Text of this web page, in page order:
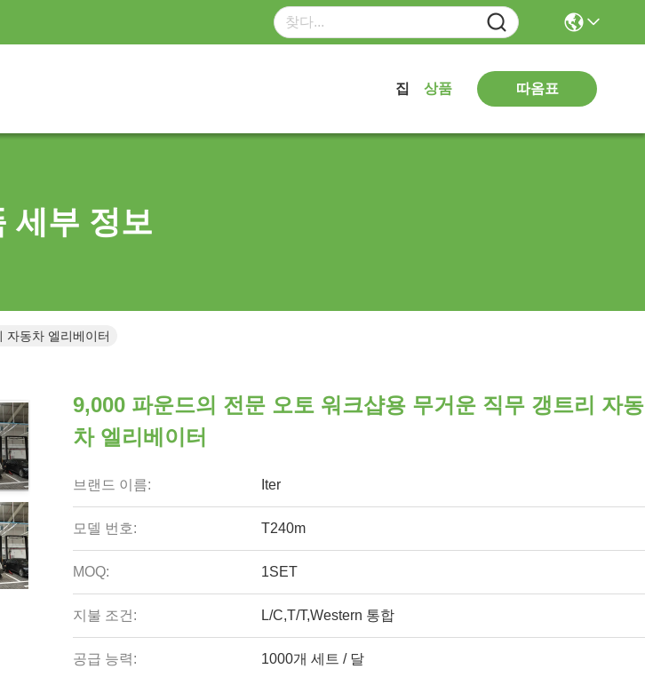
집 상품 따옴표
세부 정보
자동차 엘리베이터
9,000 파운드의 전문 오토 워크샵용 무거운 직무 갱트리 자동
차 엘리베이터
브랜드 이름: Iter
모델 번호: T240m
MOQ: 1SET
지불 조건: L/C,T/T,Western 통합
공급 능력: 1000개 세트 / 달